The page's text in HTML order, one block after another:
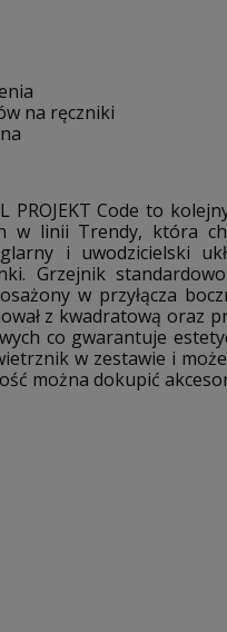
na ręczniki
PROJEKT Code to
w linii Trendy, która
i uwodzicielski
Grzejnik
w przyłącza
z kwadratową oraz
co gwarantuje
w zestawie i
można dokupić